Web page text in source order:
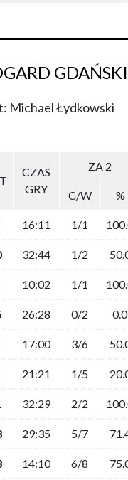
GDAŃSKI
Michael Łydkowski
CZAS
GRY
ZA 2
C/W %
16:11 1/1
32:44 1/2
10:02 1/1
26:28 0/2 0.0
17:00 3/6
21:21 1/5
32:29 2/2
29:35 5/7
14:10 6/8
CZAS
GRY
ZA 2
C/W %
16:11 1/1
32:44 1/2
10:02 1/1
26:28 0/2 0.0
17:00 3/6
21:21 1/5
32:29 2/2
29:35 5/7
14:10 6/8